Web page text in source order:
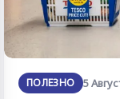
ПОЛЕЗНО 5